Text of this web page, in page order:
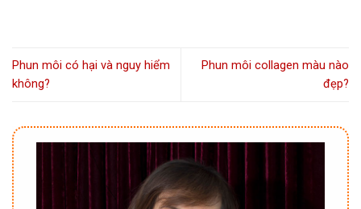
Phun môi có hại và nguy hiểm
không?
Phun môi collagen màu nào
đẹp?